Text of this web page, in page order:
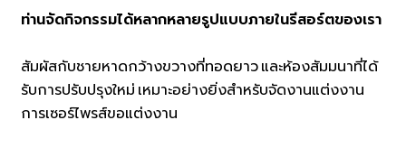
ท่านจัดกิจกรรมได้หลากหลายรูปแบบภายในรีสอร์ตของเรา
สัมผัสกับชายหาดกว้างขวางที่ทอดยาว และห้องสัมมนาที่ได้
รับการปรับปรุงใหม่ เหมาะอย่างยิ่งสำหรับจัดงานแต่งงาน
การเซอร์ไพรส์ขอแต่งงาน